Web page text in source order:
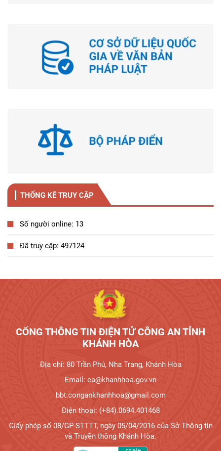
THỐNG KÊ TRUY CẬP
Số người online: 13
Đã truy cập: 497124
CỔNG THÔNG TIN ĐIỆN TỬ CÔNG AN TỈNH
KHÁNH HÒA
Địa chỉ: 80 Trần Phú, Nha Trang, Khánh Hòa
Email: ca@khanhhoa.gov.vn
bbt.congankhanhhoa@gmail.com
Điện thoại: (+84).0694.401468
Giấy phép số 08/GP-STTTT, ngày 05/04/2016 của Sở Thông tin
và Truyền thông Khánh Hòa.